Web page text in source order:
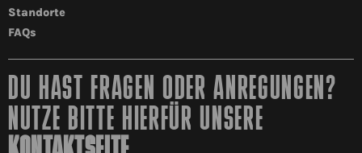
Standorte
FAQs
DU HAST FRAGEN ODER ANREGUNGEN?
NUTZE BITTE HIERFÜR UNSERE